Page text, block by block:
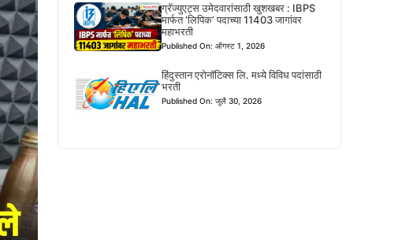
ग्रॅज्युएट्स उमेदवारांसाठी खुशखबर : IBPS
मार्फत ‘लिपिक’ पदाच्या 11403 जागांवर
महाभरती
Published On: ऑगस्ट 1, 2026
हिंदुस्तान एरोनॉटिक्स लि. मध्ये विविध पदांसाठी
भरती
Published On: जुलै 30, 2026